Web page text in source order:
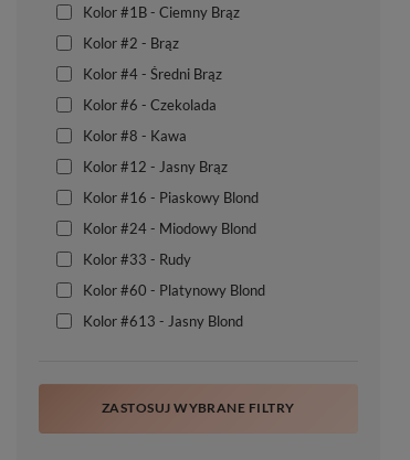
Kolor #1B - Ciemny Brąz
Kolor #2 - Brąz
Kolor #4 - Średni Brąz
Kolor #6 - Czekolada
Kolor #8 - Kawa
Kolor #12 - Jasny Brąz
Kolor #16 - Piaskowy Blond
Kolor #24 - Miodowy Blond
Kolor #33 - Rudy
Kolor #60 - Platynowy Blond
Kolor #613 - Jasny Blond
ZASTOSUJ WYBRANE FILTRY